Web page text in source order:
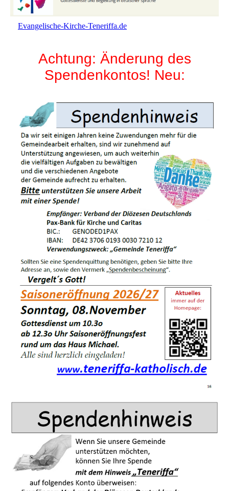
Evangelische-Kirche-Teneriffa.de
Achtung: Änderung des
Spendenkontos! Neu: